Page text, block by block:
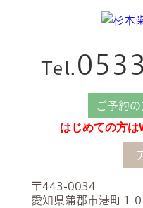
Tel.
ご予約
はじめての方は
〒443-0034
愛知県蒲郡市港町１